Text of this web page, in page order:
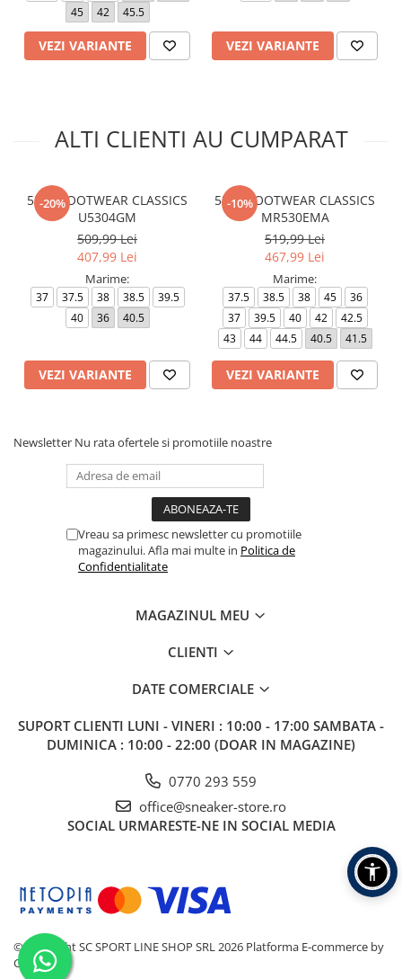
45
42 45.5
VEZI VARIANTE VEZI VARIANTE
ALTI CLIENTI AU CUMPARAT
-20%
530 - FOOTWEAR CLASSICS
U5304GM
509,99 Lei
407,99 Lei
Marime:
37 37.5 38 38.5
39.5
40
36 40.5
VEZI VARIANTE
-10%
530 - FOOTWEAR CLASSICS
MR530EMA
519,99 Lei
467,99 Lei
Marime:
37.5 38.5 38 45
36
37
39.5 40 42
42.5
43
44 44.5 40.5 41.5
VEZI VARIANTE
Newsletter Nu rata ofertele si promotiile noastre
Vreau sa primesc newsletter cu promotiile
magazinului. Afla mai multe in Politica de
Confidentialitate
MAGAZINUL MEU
CLIENTI
DATE COMERCIALE
SUPORT CLIENTI LUNI - VINERI : 10:00 - 17:00 SAMBATA -
DUMINICA : 10:00 - 22:00 (DOAR IN MAGAZINE)
0770 293 559
office@sneaker-store.ro
SOCIAL URMARESTE-NE IN SOCIAL MEDIA
©Copyright SC SPORT LINE SHOP SRL 2026 Platforma E-commerce by
Gomag